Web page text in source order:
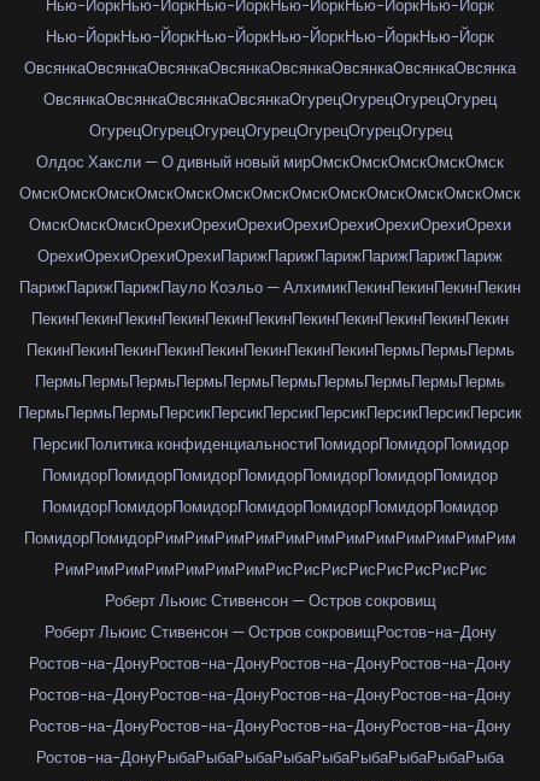
Нью-ЙоркНью-ЙоркНью-ЙоркНью-ЙоркНью-ЙоркНью-Йорк
Нью-ЙоркНью-ЙоркНью-ЙоркНью-ЙоркНью-ЙоркНью-Йорк
ОвсянкаОвсянкаОвсянкаОвсянкаОвсянкаОвсянкаОвсянкаОвсянка
ОвсянкаОвсянкаОвсянкаОвсянкаОгурецОгурецОгурецОгурец
ОгурецОгурецОгурецОгурецОгурецОгурецОгурец
Олдос Хаксли — О дивный новый мирОмскОмскОмскОмскОмск
ОмскОмскОмскОмскОмскОмскОмскОмскОмскОмскОмскОмскОмск
ОмскОмскОмскОрехиОрехиОрехиОрехиОрехиОрехиОрехиОрехи
ОрехиОрехиОрехиОрехиПарижПарижПарижПарижПарижПариж
ПарижПарижПарижПауло Коэльо — АлхимикПекинПекинПекинПекин
ПекинПекинПекинПекинПекинПекинПекинПекинПекинПекинПекин
ПекинПекинПекинПекинПекинПекинПекинПекинПермьПермьПермь
ПермьПермьПермьПермьПермьПермьПермьПермьПермьПермь
ПермьПермьПермьПерсикПерсикПерсикПерсикПерсикПерсикПерсик
ПерсикПолитика конфиденциальностиПомидорПомидорПомидор
ПомидорПомидорПомидорПомидорПомидорПомидорПомидор
ПомидорПомидорПомидорПомидорПомидорПомидорПомидор
ПомидорПомидорРимРимРимРимРимРимРимРимРимРимРимРим
РимРимРимРимРимРимРимРисРисРисРисРисРисРисРис
Роберт Льюис Стивенсон — Остров сокровищ
Роберт Льюис Стивенсон — Остров сокровищРостов-на-Дону
Ростов-на-ДонуРостов-на-ДонуРостов-на-ДонуРостов-на-Дону
Ростов-на-ДонуРостов-на-ДонуРостов-на-ДонуРостов-на-Дону
Ростов-на-ДонуРостов-на-ДонуРостов-на-ДонуРостов-на-Дону
Ростов-на-ДонуРыбаРыбаРыбаРыбаРыбаРыбаРыбаРыбаРыба